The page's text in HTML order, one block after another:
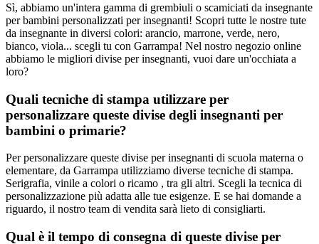
Sì, abbiamo un'intera gamma di grembiuli o scamiciati da insegnante
per bambini personalizzati per insegnanti! Scopri tutte le nostre tute
da insegnante in diversi colori: arancio, marrone, verde, nero,
bianco, viola... scegli tu con Garrampa! Nel nostro negozio online
abbiamo le migliori divise per insegnanti, vuoi dare un'occhiata a
loro?
Quali tecniche di stampa utilizzare per
personalizzare queste divise degli insegnanti per
bambini o primarie?
Per personalizzare queste divise per insegnanti di scuola materna o
elementare, da Garrampa utilizziamo diverse tecniche di stampa.
Serigrafia, vinile a colori o ricamo , tra gli altri. Scegli la tecnica di
personalizzazione più adatta alle tue esigenze. E se hai domande a
riguardo, il nostro team di vendita sarà lieto di consigliarti.
Qual è il tempo di consegna di queste divise per